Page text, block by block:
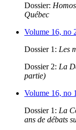
Dossier:
Québec
Volume 16, no
Dossier 1: Les
Dossier 2: La
partie)
Volume 16, no
Dossier 1: La
ans de débats